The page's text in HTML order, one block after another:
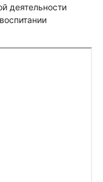
деятельности